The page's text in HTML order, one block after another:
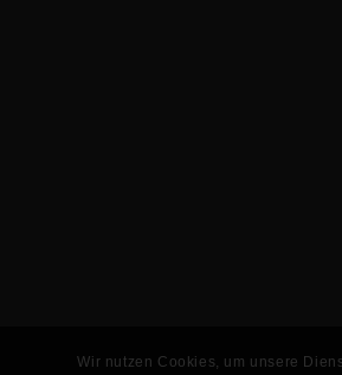
Wir nutzen Cookies, um unsere